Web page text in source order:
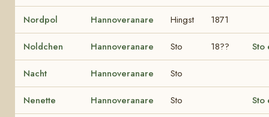
Nordpol Hannoveranare Hingst 1871
Noldchen Hannoveranare Sto 18?? Sto
Nacht Hannoveranare Sto
Nenette Hannoveranare Sto Sto